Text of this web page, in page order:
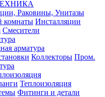
Раковины, Унитазы
комнаты Инсталляции
Смесители
арматура
Коллекторы Пром.
Теплоизоляция
Фитинги и детали